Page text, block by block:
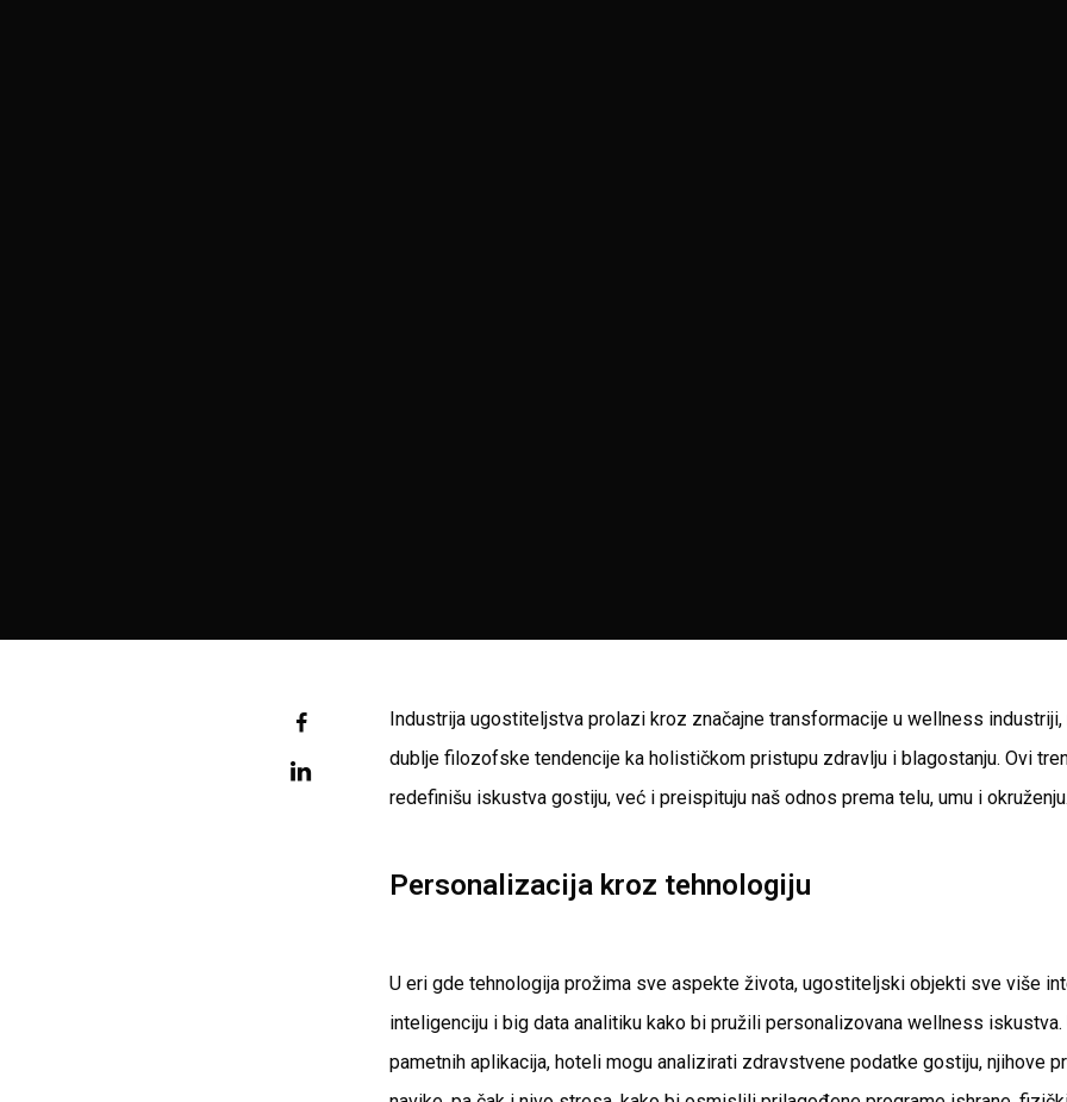
Industrija ugostiteljstva prolazi kroz značajne transformacije u wellness
dublje filozofske tendencije ka holističkom pristupu zdravlju i blagostanju. Ovi
redefinišu iskustva gostiju, već i preispituju naš odnos prema telu, umu i okruženju.
Personalizacija kroz tehnologiju
U eri gde tehnologija prožima sve aspekte života, ugostiteljski objekti sve više
inteligenciju i big data analitiku kako bi pružili personalizovana wellness
pametnih aplikacija, hoteli mogu analizirati zdravstvene podatke gostiju, njihove